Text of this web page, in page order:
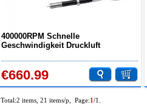
400000RPM Schnelle
Geschwindigkeit Druckluft
für Dentallabor mit Wasserflasche
€660.99
Total:2 items, 21 items/p, Page:1/1.